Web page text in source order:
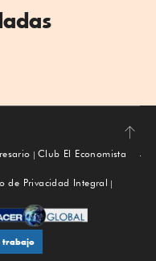
Subir
Club El Economista
de Privacidad Integral
trabajo